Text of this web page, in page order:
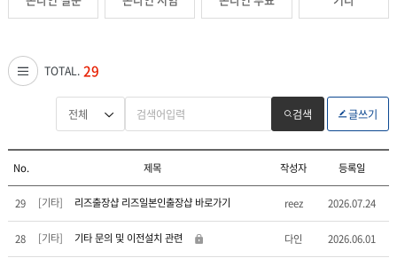
TOTAL. 29
검색 글쓰기
No. 제목 작성자 등록일
29 [기타] 리즈출장샵 리즈일본인출장샵 바로가기 reez 2026.07.24
28 [기타] 기타 문의 및 이전설치 관련 다인 2026.06.01